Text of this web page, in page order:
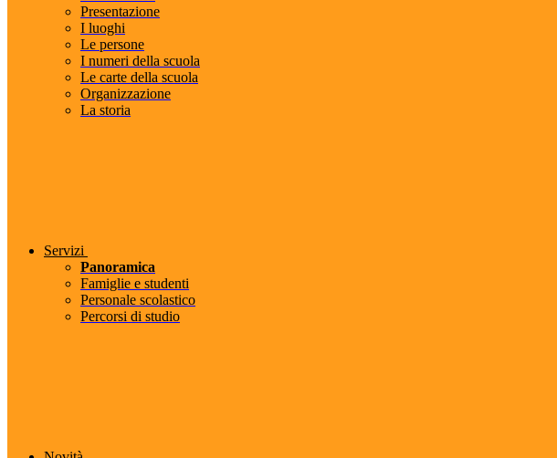
Presentazione
I luoghi
Le persone
I numeri della scuola
Le carte della scuola
Organizzazione
La storia
Servizi
Panoramica
Famiglie e studenti
Personale scolastico
Percorsi di studio